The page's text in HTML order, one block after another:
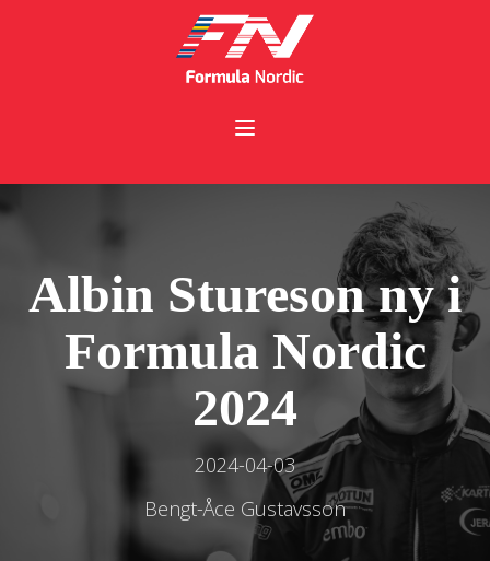
Albin Stureson ny i
Formula Nordic
2024
2024-04-03
Bengt-Åce Gustavsson